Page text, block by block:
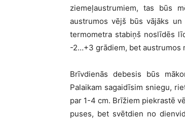
ziemeļaustrumiem, tas būs
austrumos vējš būs vājāks
termometra stabiņš noslīdēs
-2…+3 grādiem, bet
Brīvdienās debesis būs
Palaikam sagaidīsim sniegu,
par 1-4 cm. Brīžiem piekrastē
puses, bet svētdien no